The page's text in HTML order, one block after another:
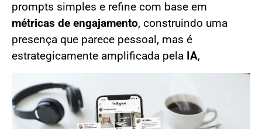
prompts simples e refine com base em
métricas de engajamento, construindo uma
presença que parece pessoal, mas é
estrategicamente amplificada pela IA,